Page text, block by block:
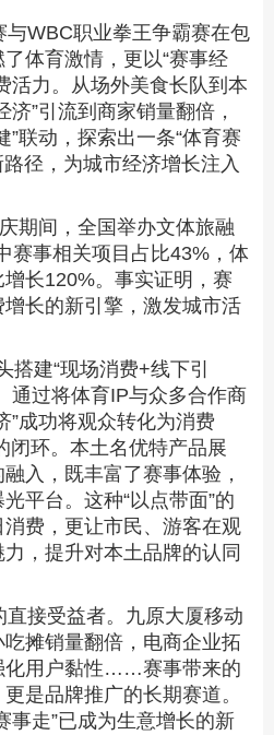
与WBC职业拳王争霸赛在包
体育激情，更以“赛事经
活力。从场外美食长队到本
”引流到商家销量翻倍，
”联动，探索出一条“体育赛
径，为城市经济增长注入
期间，全国举办文体旅融
赛事相关项目占比43%，体
长120%。事实证明，赛
长的新引擎，激发城市活
搭建“现场消费+线下引
通过将体育IP与众多合作商
”成功将观众转化为消费
闭环。本土名优特产品展
入，既丰富了赛事体验，
平台。这种“以点带面”的
费，更让市民、游客在观
，提升对本土品牌的认同
直接受益者。九原大厦移动
摊销量翻倍，电商企业拓
化用户黏性……赛事带来的
是品牌推广的长期赛道。
事走”已成为生意增长的新